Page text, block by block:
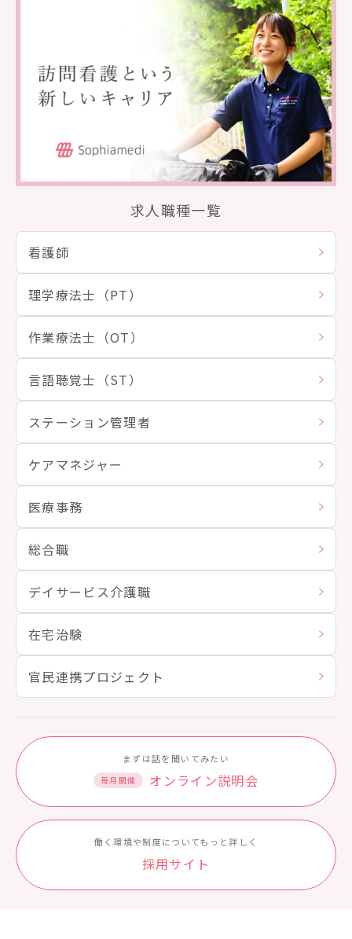
求人職種一覧
看護師
理学療法士（PT）
作業療法士（OT）
言語聴覚士（ST）
ステーション管理者
ケアマネジャー
医療事務
総合職
デイサービス介護職
在宅治験
官民連携プロジェクト
まずは話を聞いてみたい
毎月開催 オンライン説明会
働く環境や制度についてもっと詳しく
採⽤サイト